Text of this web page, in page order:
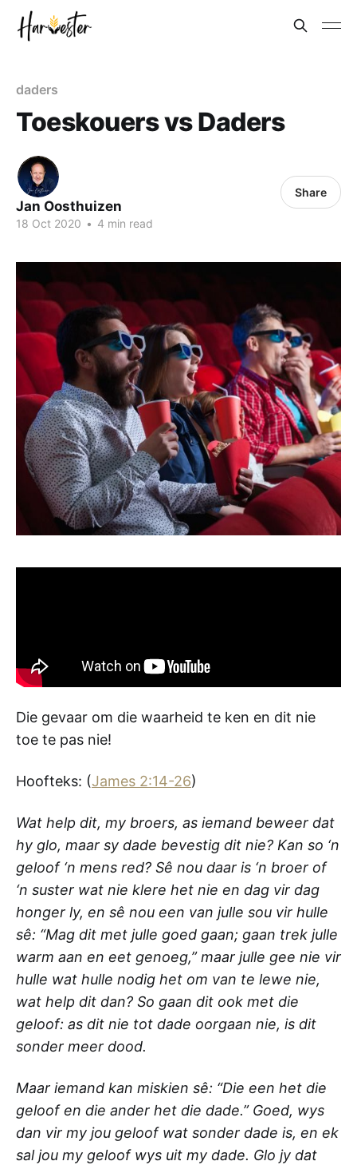
daders
Toeskouers vs Daders
Jan Oosthuizen
18 Oct 2020 • 4 min read
Share
Die gevaar om die waarheid te ken en dit nie
toe te pas nie!
Hoofteks: (James 2:14-26)
Wat help dit, my broers, as iemand beweer dat
hy glo, maar sy dade bevestig dit nie? Kan so ‘n
geloof ‘n mens red? Sê nou daar is ‘n broer of
‘n suster wat nie klere het nie en dag vir dag
honger ly, en sê nou een van julle sou vir hulle
sê: “Mag dit met julle goed gaan; gaan trek julle
warm aan en eet genoeg,” maar julle gee nie vir
hulle wat hulle nodig het om van te lewe nie,
wat help dit dan? So gaan dit ook met die
geloof: as dit nie tot dade oorgaan nie, is dit
sonder meer dood.
Maar iemand kan miskien sê: “Die een het die
geloof en die ander het die dade.” Goed, wys
dan vir my jou geloof wat sonder dade is, en ek
sal jou my geloof wys uit my dade. Glo jy dat